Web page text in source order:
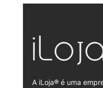
A iLoja® é uma